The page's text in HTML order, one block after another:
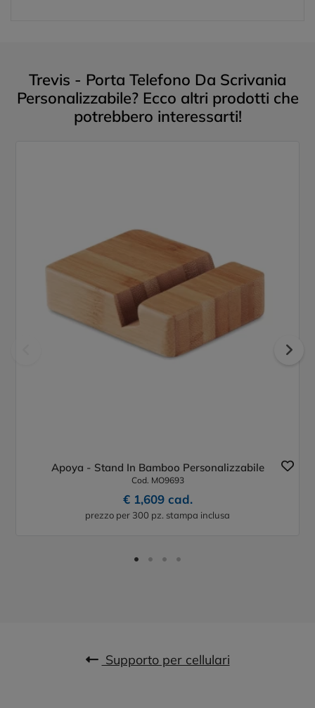
Trevis - Porta Telefono Da Scrivania
Personalizzabile? Ecco altri prodotti che
potrebbero interessarti!
Apoya - Stand In Bamboo Personalizzabile
Cod. MO9693
€ 1,609 cad.
prezzo per 300 pz. stampa inclusa
Supporto per cellulari